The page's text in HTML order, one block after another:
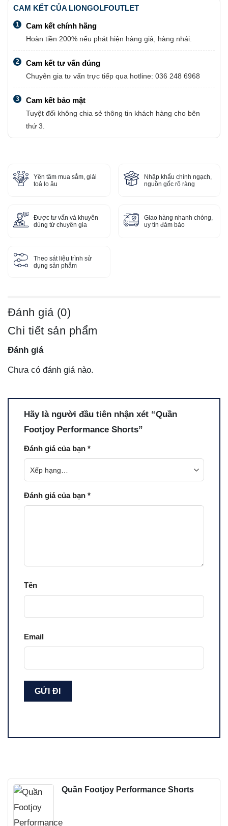
CAM KẾT CỦA LIONGOLFOUTLET
1 Cam kết chính hãng
Hoàn tiền 200% nếu phát hiện hàng giả, hàng nhái.
2 Cam kết tư vấn đúng
Chuyên gia tư vấn trực tiếp qua hotline: 036 248 6968
3 Cam kết bảo mật
Tuyệt đối không chia sẻ thông tin khách hàng cho bên
thứ 3.
Yên tâm mua sắm, giải
toả lo âu
Nhập khẩu chính ngạch,
nguồn gốc rõ ràng
Được tư vấn và khuyên
dùng từ chuyên gia
Giao hàng nhanh chóng,
uy tín đảm bảo
Theo sát liệu trình sử
dụng sản phẩm
Đánh giá (0)
Chi tiết sản phẩm
Đánh giá
Chưa có đánh giá nào.
Hãy là người đầu tiên nhận xét “Quần
Footjoy Performance Shorts”
Đánh giá của bạn *
Đánh giá của bạn *
Tên
Email
Quần Footjoy Performance Shorts